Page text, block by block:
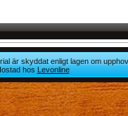
är skyddat enligt lagen om
hosLevonline